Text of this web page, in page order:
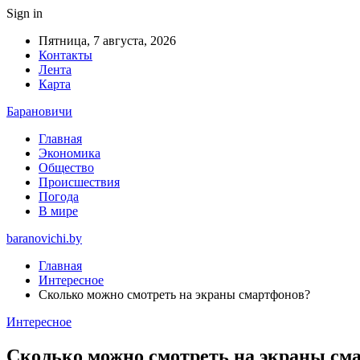
Sign in
Пятница, 7 августа, 2026
Контакты
Лента
Карта
Барановичи
Главная
Экономика
Общество
Происшествия
Погода
В мире
baranovichi.by
Главная
Интересное
Сколько можно смотреть на экраны смартфонов?
Интересное